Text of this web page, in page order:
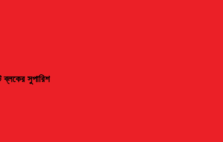
ব্লকের সুপারিশ